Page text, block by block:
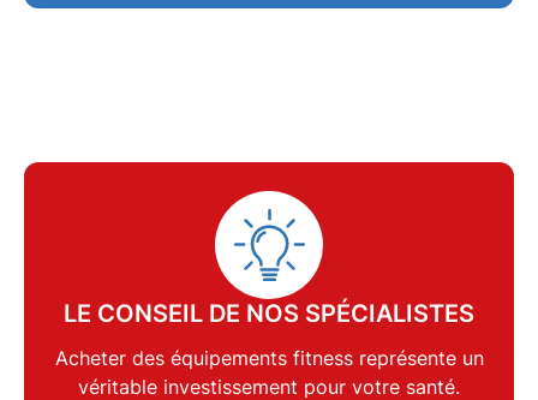
LE CONSEIL DE NOS SPÉCIALISTES
Acheter des équipements fitnessreprésente un
véritable investissement pour votre santé.